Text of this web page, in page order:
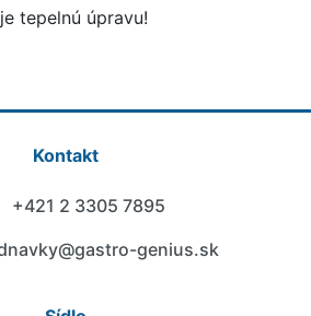
tepelnú úpravu!
Kontakt
+421 2 3305 7895
genius.sk